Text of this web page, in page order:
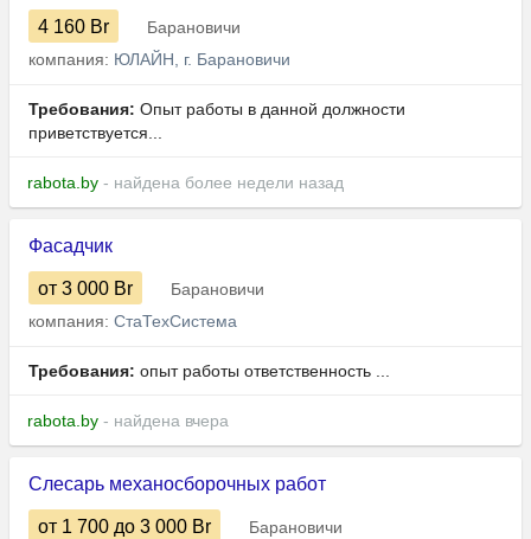
4 160 Br
Барановичи
компания: ЮЛАЙН, г. Барановичи
Требования: Опыт работы в данной должности
приветствуется...
rabota.by - найдена более недели назад
Фасадчик
от 3 000 Br
Барановичи
компания: СтаТехСистема
Требования: опыт работы ответственность ...
rabota.by - найдена вчера
Слесарь механосборочных работ
от 1 700 до 3 000 Br
Барановичи